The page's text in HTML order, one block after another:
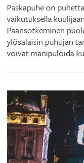
Paskapuhe on
vaikutuksella
Päänsotkeminen
ylösalaisin puhujan
voivat manipuloida